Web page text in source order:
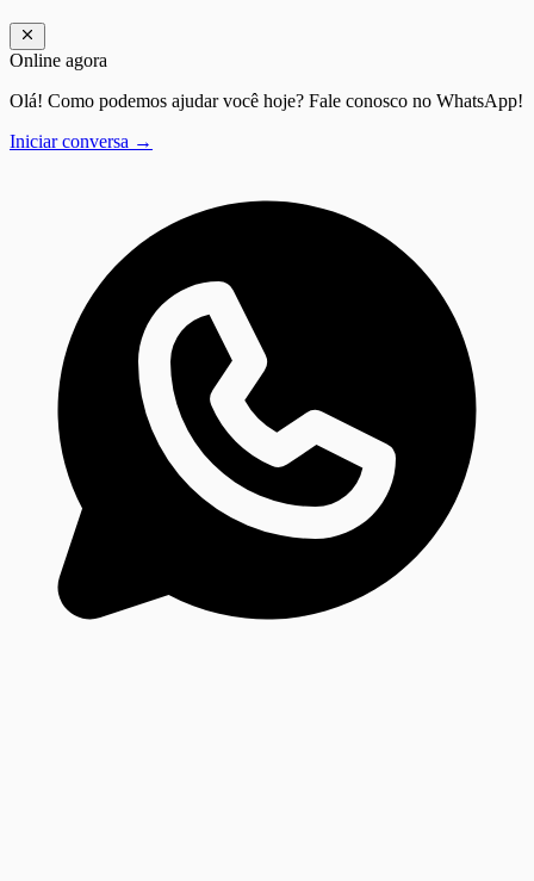
Online agora
Olá! Como podemos ajudar você hoje? Fale conosco no WhatsApp!
Iniciar conversa →